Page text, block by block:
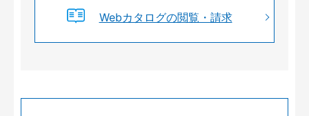
Webカタログの閲覧・請求